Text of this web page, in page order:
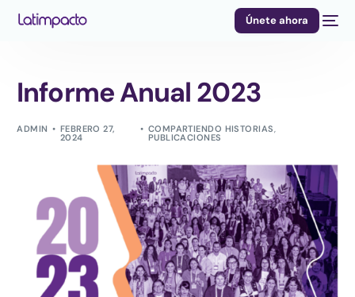
Únete ahora
Informe Anual 2023
ADMIN FEBRERO 27,
2024
COMPARTIENDO HISTORIAS,
PUBLICACIONES